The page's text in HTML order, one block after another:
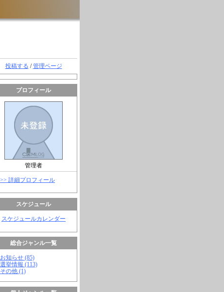
投稿する /管理ページ
プロフィール
管理者
>> 詳細プロフィール
スケジュール
スケジュールカレンダー
総合ジャンル一覧
知らせ (85)
挙情報 (113)
の他 (1)